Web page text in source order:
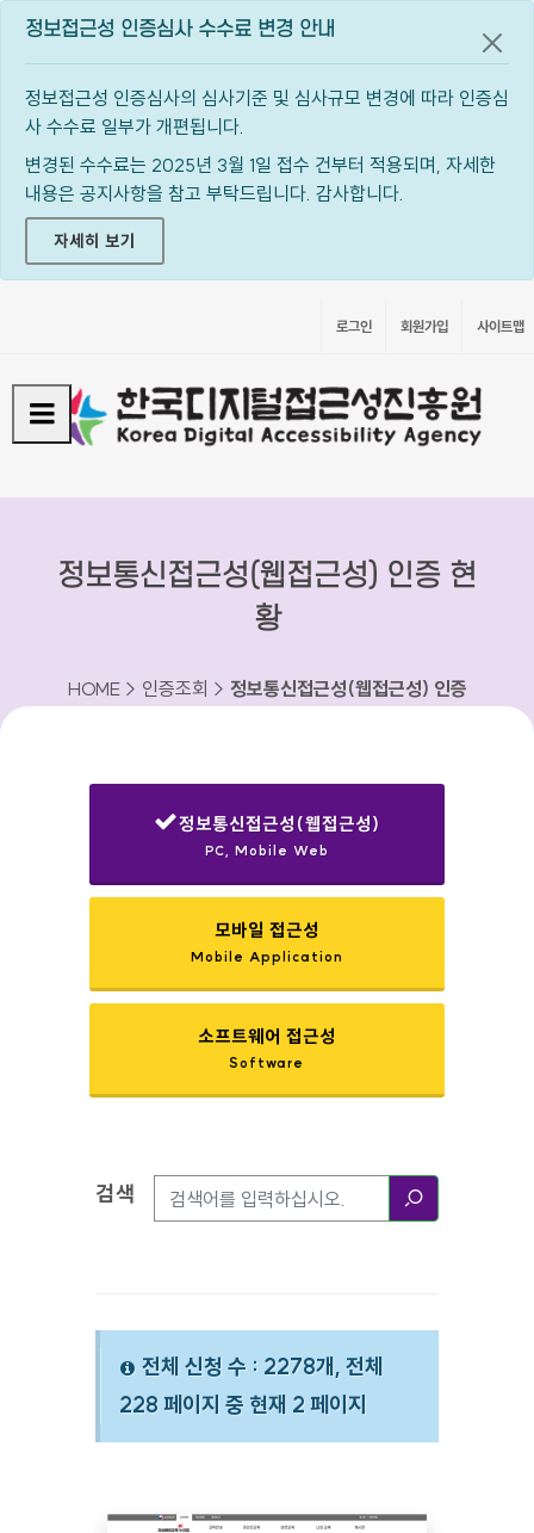
정보접근성 인증심사 수수료 변경 안내
정보접근성 인증심사의 심사기준 및 심사규모 변경에 따라 인증심
사 수수료 일부가 개편됩니다.
변경된 수수료는 2025년 3월 1일 접수 건부터 적용되며, 자세한
내용은 공지사항을 참고 부탁드립니다. 감사합니다.
자세히 보기
공지
로그인 회원가입 사이트맵
정보통신접근성(웹접근성) 인증 현
황
HOME > 인증조회 > 정보통신접근성(웹접근성) 인증
정보통신접근성(웹접근성)
PC, Mobile Web
모바일 접근성
Mobile Application
소프트웨어 접근성
Software
검색옵션
검색
전체 신청 수 : 2278개, 전체
228 페이지 중 현재 2 페이지